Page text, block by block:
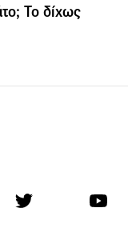
Το δίχως